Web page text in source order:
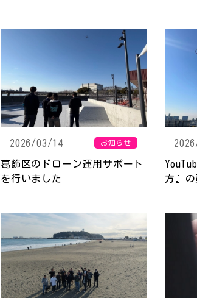
2026/03/14 お知らせ
葛飾区のドローン運用サポート
を行いました
方』の